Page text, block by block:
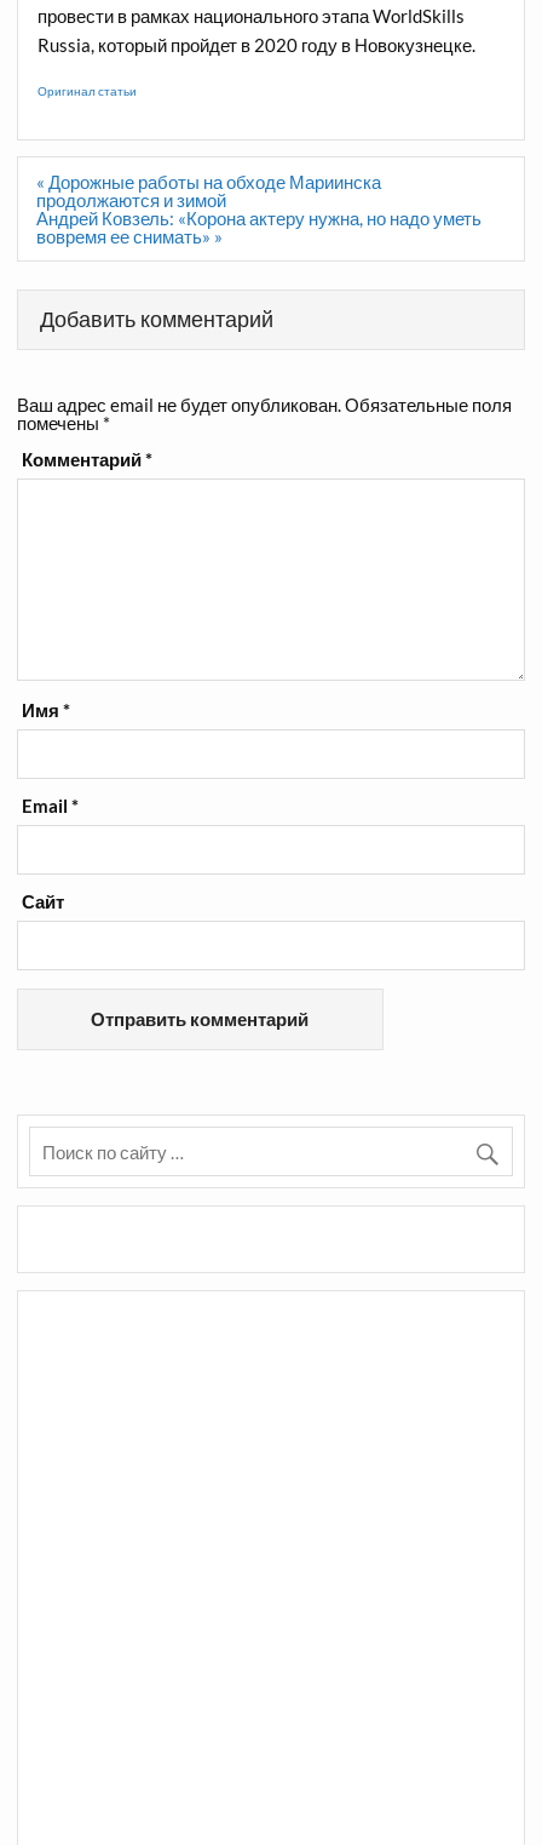
провести в рамках национального этапа WorldSkills
Russia, который пройдет в 2020 году в Новокузнецке.
Оригинал статьи
Навигация
по
записям
« Дорожные работы на обходе Мариинска
продолжаются и зимой
Андрей Ковзель: «Корона актеру нужна, но надо уметь
вовремя ее снимать» »
Добавить комментарий
Ваш адрес email не будет опубликован.Обязательные поля
помечены *
Комментарий*
Имя*
Email*
Сайт